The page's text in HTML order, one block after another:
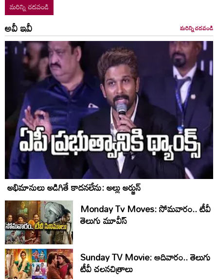
మరిన్ని చదవండి
అవీ ఇవీ మరిన్ని చదవండి
అభిమానులు అడిగితే కాదనలేను: అల్లు అర్జున్
Monday Tv Moves: సోమ‌వారం.. టీవీ
తెలుగు మూవీస్‌
Sunday TV Movie: ఆదివారం.. తెలుగు
టీవీ చ‌ల‌న‌చిత్రాలు